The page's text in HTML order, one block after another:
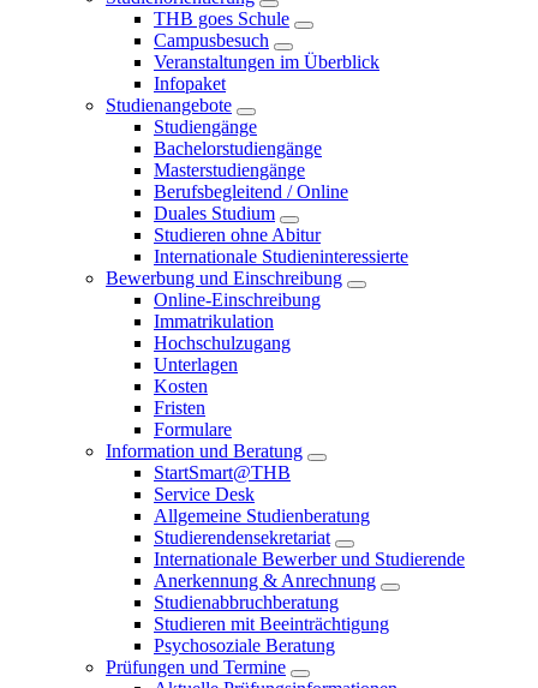
THB goes Schule
Campusbesuch
Veranstaltungen im Überblick
Infopaket
Studienangebote
Studiengänge
Bachelorstudiengänge
Masterstudiengänge
Berufsbegleitend / Online
Duales Studium
Studieren ohne Abitur
Internationale Studieninteressierte
Bewerbung und Einschreibung
Online-Einschreibung
Immatrikulation
Hochschulzugang
Unterlagen
Kosten
Fristen
Formulare
Information und Beratung
StartSmart@THB
Service Desk
Allgemeine Studienberatung
Studierendensekretariat
Internationale Bewerber und Studierende
Anerkennung & Anrechnung
Studienabbruchberatung
Studieren mit Beeinträchtigung
Psychosoziale Beratung
Prüfungen und Termine